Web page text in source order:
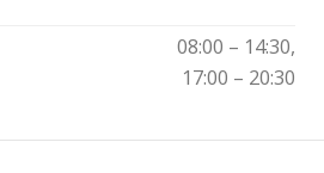
08:00 – 14:30,
17:00 – 20:30